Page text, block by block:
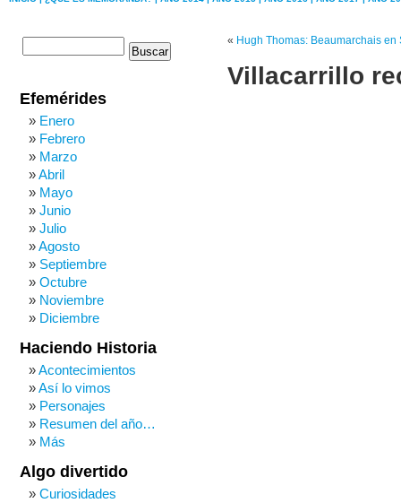
« Hugh Thomas: Beaumarchais en
Villacarrillo
Efemérides
Enero
Febrero
Marzo
Abril
Mayo
Junio
Julio
Agosto
Septiembre
Octubre
Noviembre
Diciembre
Haciendo Historia
Acontecimientos
Así lo vimos
Personajes
Resumen del año…
Más
Algo divertido
Curiosidades